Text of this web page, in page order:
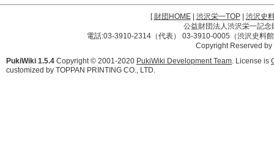
[財団HOME| 渋沢栄一TOP| 渋沢史
公益財団法人渋沢栄一記
電話:03-3910-2314（代表） 03-3910-0005（渋沢史料
Copyright Reserved
PukiWiki 1.5.4 Copyright © 2001-2020 PukiWiki Development Team. License is
customized by TOPPAN PRINTING CO., LTD.